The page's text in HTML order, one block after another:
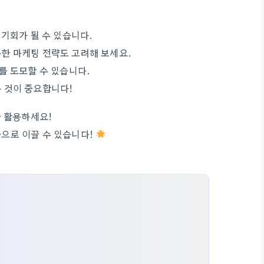
회가 될 수 있습니다.
마케팅 전략도 고려해 보세요.
도모할 수 있습니다.
이 중요합니다!
용하세요!
로 이끌 수 있습니다!